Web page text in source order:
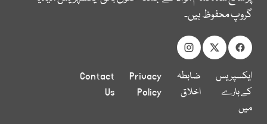
گروپ محفوظ ہیں۔
ایکسپریس
کے بارے
میں
ضابطہ
اخلاق
Privacy
Policy
Contact
Us